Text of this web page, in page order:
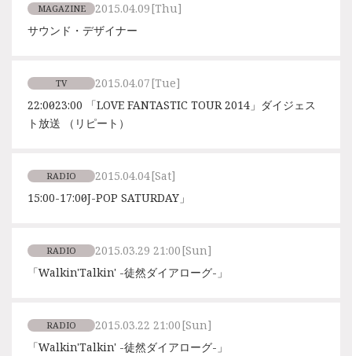
MAGAZINE 2015.04.09[Thu]
サウンド・デザイナー
TV 2015.04.07[Tue]
22:00～23:00 「LOVE FANTASTIC TOUR 2014」ダイジェス
ト放送 （リピート）
RADIO 2015.04.04[Sat]
15:00-17:00「J-POP SATURDAY」
RADIO 2015.03.29 21:00[Sun]
「Walkin'Talkin' -徒然ダイアローグ-」
RADIO 2015.03.22 21:00[Sun]
「Walkin'Talkin' -徒然ダイアローグ-」